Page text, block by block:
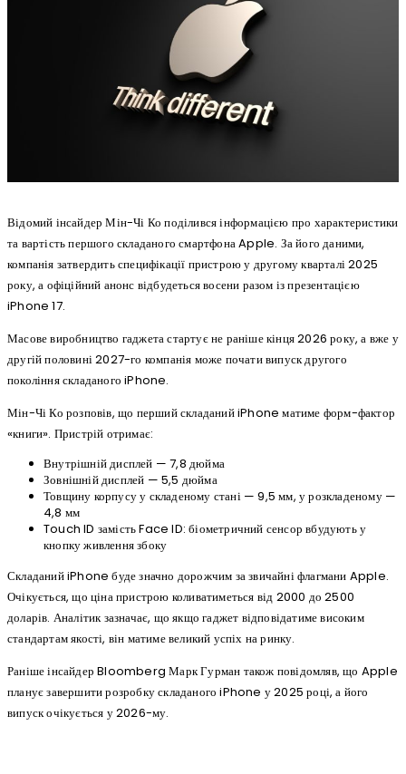
Відомий інсайдер Мін-Чі Ко поділився інформацією про характеристики
та вартість першого складаного смартфона Apple. За його даними,
компанія затвердить специфікації пристрою у другому кварталі 2025
року, а офіційний анонс відбудеться восени разом із презентацією
iPhone 17.
Масове виробництво гаджета стартує не раніше кінця 2026 року, а вже у
другій половині 2027-го компанія може почати випуск другого
покоління складаного iPhone.
Мін-Чі Ко розповів, що перший складаний iPhone матиме форм-фактор
«книги». Пристрій отримає:
Внутрішній дисплей — 7,8 дюйма
Зовнішній дисплей — 5,5 дюйма
Товщину корпусу у складеному стані — 9,5 мм, у розкладеному —
4,8 мм
Touch ID замість Face ID: біометричний сенсор вбудують у
кнопку живлення збоку
Складаний iPhone буде значно дорожчим за звичайні флагмани Apple.
Очікується, що ціна пристрою коливатиметься від 2000 до 2500
доларів. Аналітик зазначає, що якщо гаджет відповідатиме високим
стандартам якості, він матиме великий успіх на ринку.
Раніше інсайдер Bloomberg Марк Гурман також повідомляв, що Apple
планує завершити розробку складаного iPhone у 2025 році, а його
випуск очікується у 2026-му.